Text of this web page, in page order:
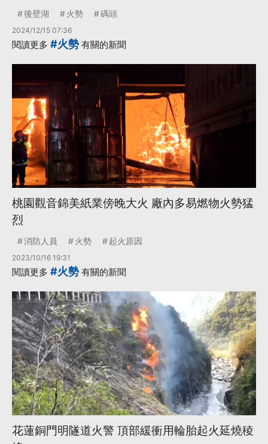
後壁湖 火勢 碼頭
2024/12/15 07:36
閱讀更多 #火勢 有關的新聞
桃園觀音錦美紙業傍晚大火 廠內多易燃物火勢猛
烈
消防人員 火勢 起火原因
2023/10/16 19:31
閱讀更多 #火勢 有關的新聞
花蓮銅門明隧道火警 頂部緩衝用輪胎起火延燒稜